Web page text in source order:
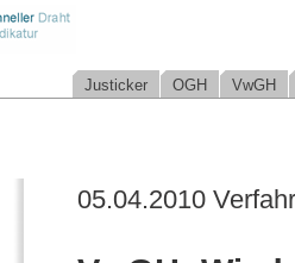
Justicker OGH VwGH
05.04.2010